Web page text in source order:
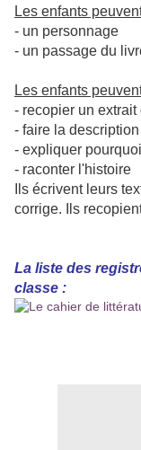
Les enfants
- un personnage
- un passage du
Les enfants
- recopier un extrait
- faire la
- expliquer
- raconter l'histoire
Ils écrivent leurs
corrige. Ils
La liste des
classe :